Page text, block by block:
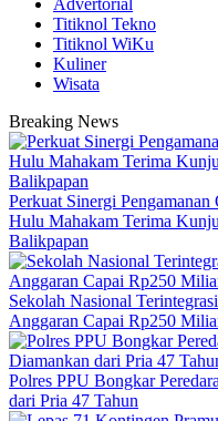
Advertorial
Titiknol Tekno
Titiknol WiKu
Kuliner
Wisata
Breaking News
Perkuat Sinergi
Hulu Mahakam Terima
Balikpapan
Sekolah Nasional
Anggaran Capai Rp250
Polres PPU Bongkar
dari Pria 47 Tahun